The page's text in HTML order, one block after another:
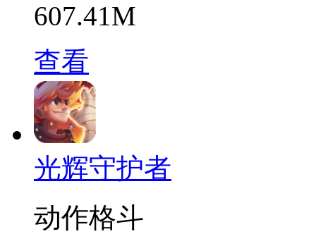
607.41M
查看
光辉守护者
动作格斗